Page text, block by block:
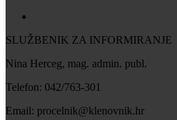
SLUŽBENIK ZA INFORMIRANJE
Nina Herceg, mag. admin. publ.
Telefon: 042/763-301
Email: procelnik@klenovnik.hr